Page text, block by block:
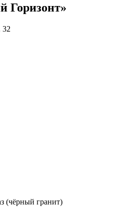
Горизонт»
32
(чёрный гранит)